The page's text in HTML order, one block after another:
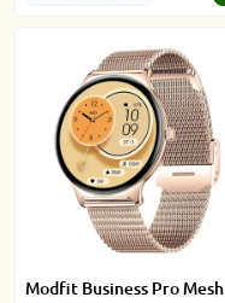
Modfit Business Pro Mesh